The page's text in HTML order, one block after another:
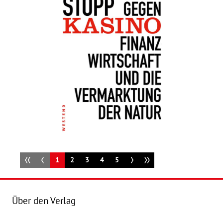
Details
24,00 €
18,99 €
1 2 3 4 5
Über den Verlag